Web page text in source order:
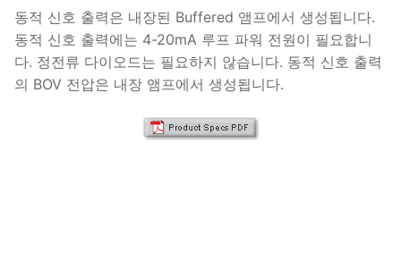
동적 신호 출력은 내장된 Buffered 앰프에서 생성됩니다.
동적 신호 출력에는 4-20mA 루프 파워 전원이 필요합니
다. 정전류 다이오드는 필요하지 않습니다. 동적 신호 출력
의 BOV 전압은 내장 앰프에서 생성됩니다.